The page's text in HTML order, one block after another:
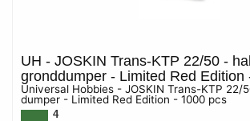
UH - JOSKIN Trans-KTP 22/50 -
gronddumper - Limited Red Edition
Universal Hobbies - JOSKIN Trans-KTP 22/
dumper - Limited Red Edition - 1000 pcs
4